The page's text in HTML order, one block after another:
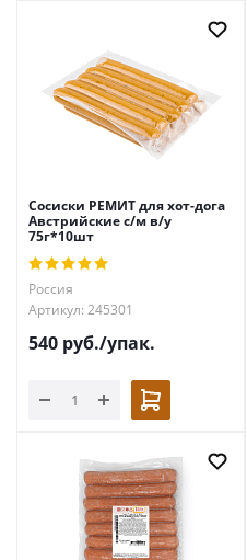
Сосиски РЕМИТ для хот-дога
Австрийские с/м в/у
75г*10шт
Россия
Артикул: 245301
540 руб./упак.